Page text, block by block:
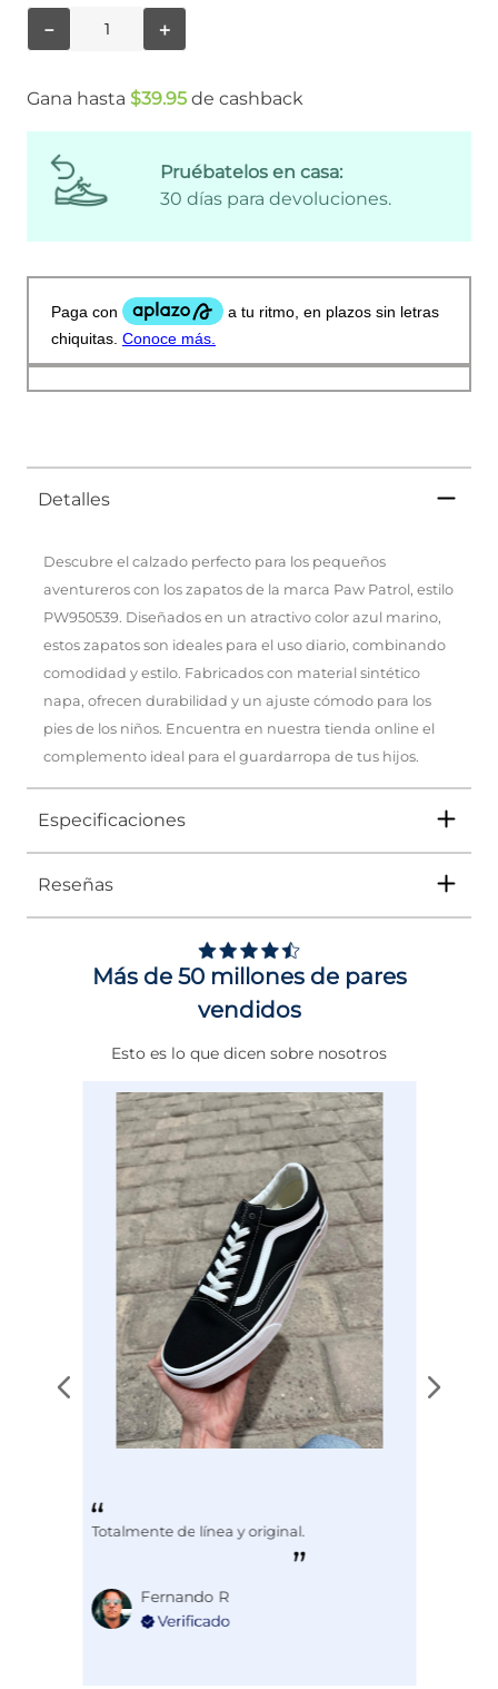
＋
－
Gana hasta $39.95 de cashback
Pruébatelos en casa:
30 días para devoluciones.
Detalles
Descubre el calzado perfecto para los pequeños
aventureros con los zapatos de la marca Paw Patrol, estilo
PW950539. Diseñados en un atractivo color azul marino,
estos zapatos son ideales para el uso diario, combinando
comodidad y estilo. Fabricados con material sintético
napa, ofrecen durabilidad y un ajuste cómodo para los
pies de los niños. Encuentra en nuestra tienda online el
complemento ideal para el guardarropa de tus hijos.
Especificaciones
Tipo
Género Niño
DE 0 A 4 cms
NORMAL
AZUL
Especificaciones SUELAS CON LUCES
Reseñas
Más de 50 millones de pares
vendidos
Esto es lo que dicen sobre nosotros
Totalmente de línea y original.
Fernando R